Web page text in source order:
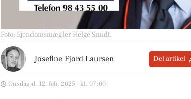
Foto: Ejendomsmægler Helge Smidt.
Josefine Fjord Laursen Del artikel
Onsdag d. 12. feb. 2025 - kl. 07:00